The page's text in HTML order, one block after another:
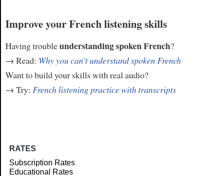
Improve your French listening skills
Having troubleunderstanding spoken French?
→ Read: Why you can't understand spoken French
Want to build your skills with real audio?
→ Try: French listening practice with transcripts
RATES
Subscription Rates
Educational Rates